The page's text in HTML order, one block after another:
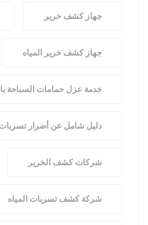
جهاز كشف خرير
جهاز كشف خرير المياه
خدمة عزل حمامات السباحة
دليل شامل عن أضرار تسربات
شركات كشف الخرير
شركة كشف تسربات المياه